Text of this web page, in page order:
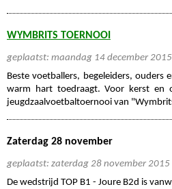
WYMBRITS TOERNOOI
geplaatst: maandag 14 december 2015
Beste voetballers, begeleiders, ouders
warm hart toedraagt. Voor kerst
jeugdzaalvoetbaltoernooi van
Zaterdag 28 november
geplaatst: zaterdag 28 november 2015
De wedstrijd TOP B1 - Joure B2d is